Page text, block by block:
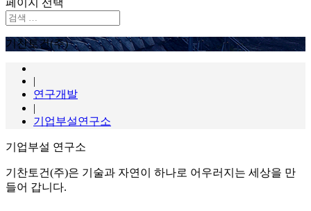
페이지 선택
기찬토건(주)
|
연구개발
|
기업부설연구소
기업부설 연구소
기찬토건(주)은 기술과 자연이 하나로 어우러지는 세상을 만
들어 갑니다.